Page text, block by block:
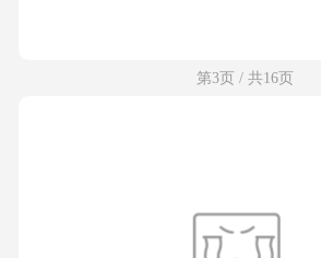
第3页 / 共16页